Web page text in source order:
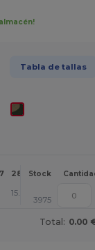
Tabla de tallas
288 + Más
Stock
15.20 +
3975
Total: 0.00